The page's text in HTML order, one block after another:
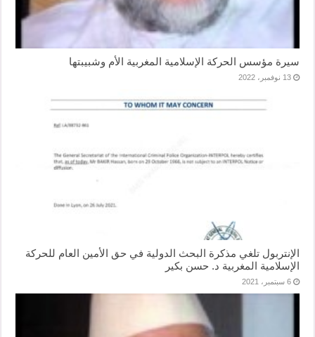
سيرة مؤسس الحركة الإسلامية المغربية الأم وشبيبتها
13 نوفمبر، 2022
الإنتربول تلغي مذكرة البحث الدولية في حق الأمين العام للحركة
الإسلامية المغربية د. حسن بكير
6 سبتمبر، 2021